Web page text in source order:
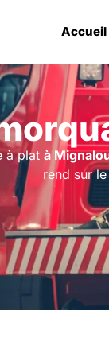
Accueil
à plat à
rend sur